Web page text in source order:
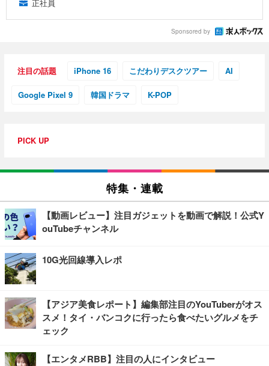
正社員
Sponsored by
注目の話題 iPhone 16 こだわりデスクツアー AI
Google Pixel 9 韓国ドラマ K-POP
PICK UP
特集・連載
【動画レビュー】注目ガジェットを動画で解説！公式Y
ouTubeチャンネル
10G光回線導入レポ
【アジア美食レポート】編集部注目のYouTuberがオス
スメ！タイ・バンコクに行ったら食べたいグルメをチ
ェック
【エンタメRBB】注目の人にインタビュー